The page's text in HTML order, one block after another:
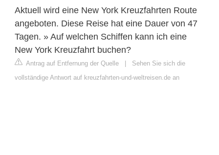
Aktuell wird eine New York Kreuzfahrten Route
angeboten. Diese Reise hat eine Dauer von 47
Tagen. » Auf welchen Schiffen kann ich eine
New York Kreuzfahrt buchen?
Antrag auf Entfernung der Quelle | Sehen Sie sich die
vollständige Antwort auf kreuzfahrten-und-weltreisen.de an